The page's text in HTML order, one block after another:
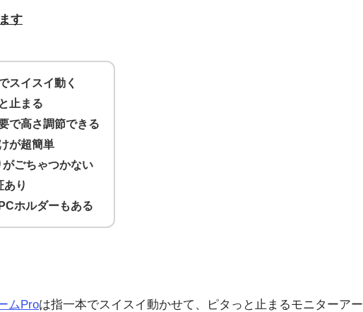
す
スイスイ動く
止まる
で高さ調節できる
が超簡単
がごちゃつかない
あり
ホルダーもある
ムProは指一本でスイスイ動かせて、ピタっと止まるモニターアー